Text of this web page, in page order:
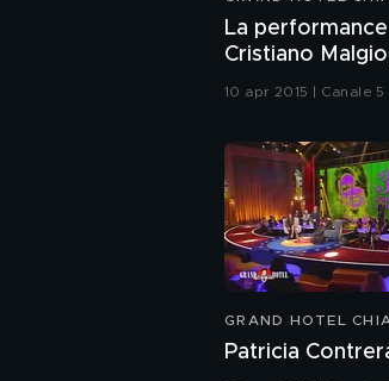
La
Cristiano
10 apr 2015 | Canale 5
GRAND HOTEL
Patricia